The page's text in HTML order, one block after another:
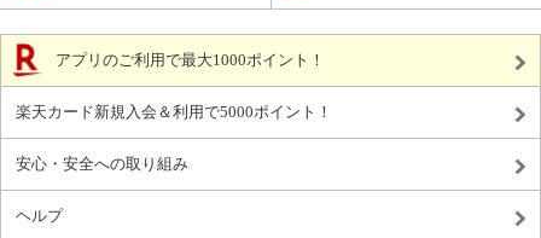
アプリのご利用で最大1000ポイント！
楽天カード新規入会＆利用で5000ポイント！
安心・安全への取り組み
ヘルプ